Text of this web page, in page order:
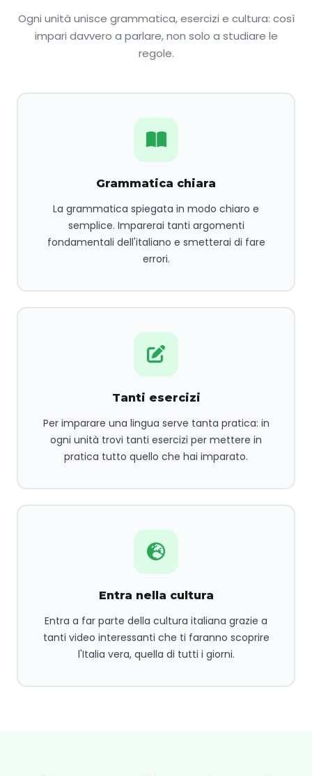
Ogni unità unisce grammatica, esercizi e cultura: così
impari davvero a parlare, non solo a studiare le
regole.
Grammatica chiara
La grammatica spiegata in modo chiaro e
semplice. Imparerai tanti argomenti
fondamentali dell'italiano e smetterai di fare
errori.
Tanti esercizi
Per imparare una lingua serve tanta pratica: in
ogni unità trovi tanti esercizi per mettere in
pratica tutto quello che hai imparato.
Entra nella cultura
Entra a far parte della cultura italiana grazie a
tanti video interessanti che ti faranno scoprire
l'Italia vera, quella di tutti i giorni.